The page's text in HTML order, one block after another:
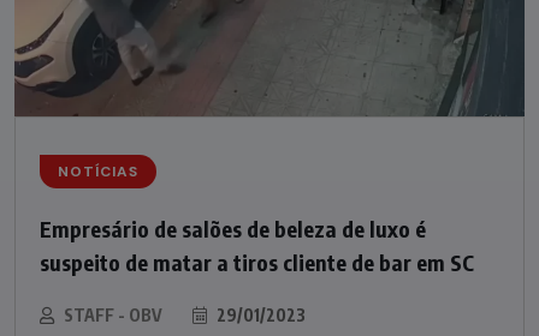
NOTÍCIAS
Empresário de salões de beleza de luxo é
suspeito de matar a tiros cliente de bar em SC
STAFF - OBV 29/01/2023